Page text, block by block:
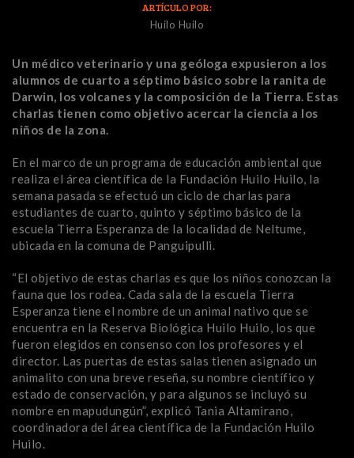
ARTÍCULO POR:
Huilo Huilo
Un médico veterinario y una geóloga expusieron a los
alumnos de cuarto a séptimo básico sobre la ranita de
Darwin, los volcanes y la composición de la Tierra. Estas
charlas tienen como objetivo acercar la ciencia a los
niños de la zona.
En el marco de un programa de educación ambiental que
realiza el área científica de la Fundación Huilo Huilo, la
semana pasada se efectuó un ciclo de charlas para
estudiantes de cuarto, quinto y séptimo básico de la
escuela Tierra Esperanza de la localidad de Neltume,
ubicada en la comuna de Panguipulli.
“El objetivo de estas charlas es que los niños conozcan la
fauna que los rodea. Cada sala de la escuela Tierra
Esperanza tiene el nombre de un animal nativo que se
encuentra en la Reserva Biológica Huilo Huilo, los que
fueron elegidos en consenso con los profesores y el
director. Las puertas de estas salas tienen asignado un
animalito con una breve reseña, su nombre científico y
estado de conservación, y para algunos se incluyó su
nombre en mapudungún”, explicó Tania Altamirano,
coordinadora del área científica de la Fundación Huilo
Huilo.